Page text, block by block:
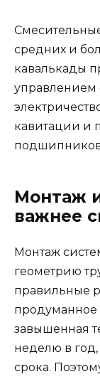
средних и
кавалькады
кавитации и
Монтаж
важнее
Монтаж
геометрию
правильные
завышенная
неделю в
срока.